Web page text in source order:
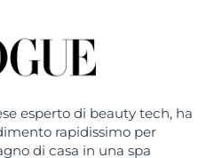
esperto di beauty tech, ha
rapidissimo per
di casa in una spa